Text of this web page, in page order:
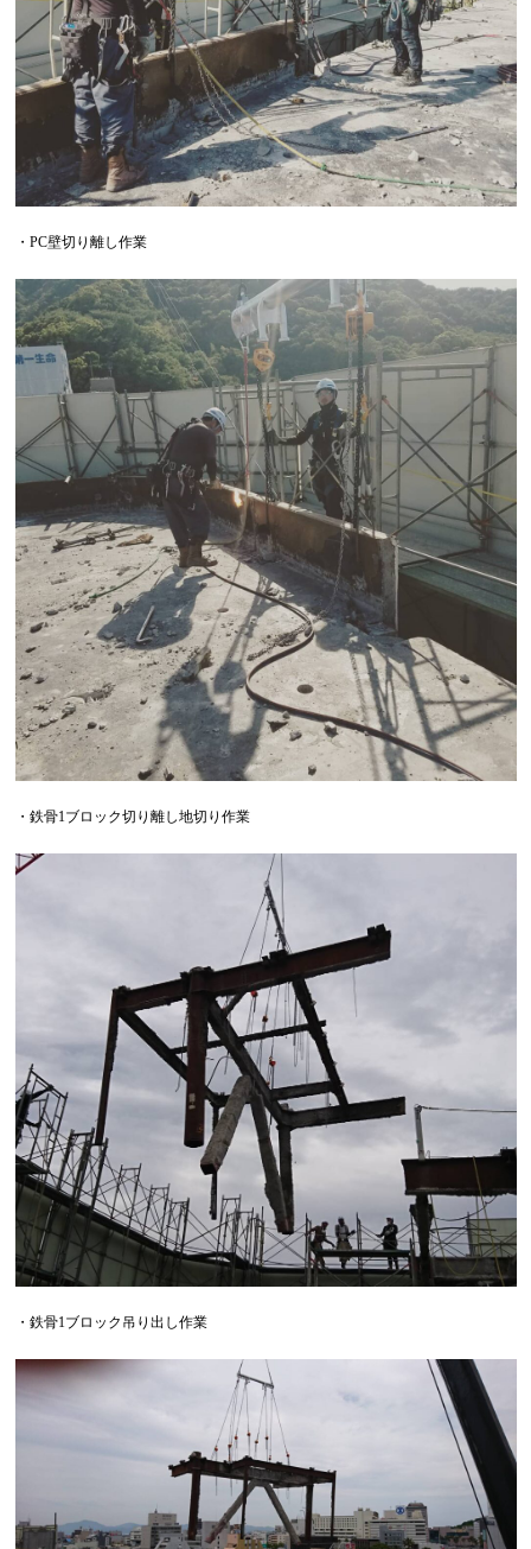
・PC壁切り離し作業
・鉄骨1ブロック切り離し地切り作業
・鉄骨1ブロック吊り出し作業